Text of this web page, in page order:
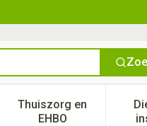
categorie
voor Natuur
Thuiszorg en
EHBOToon submenu